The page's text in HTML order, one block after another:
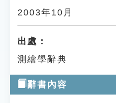
貓頭鷹博士
2003年10月
出處：
測繪學辭典
辭書內容